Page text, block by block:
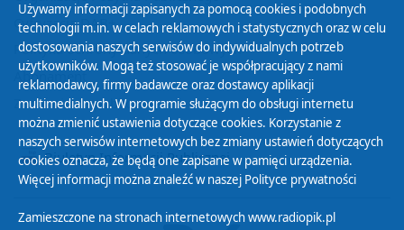
Cyfryzacja DAB+
Polityka ochrony danych osobowych
Abonament
Zamówienia publiczne
Biuletyn Informacji Publicznej
Używamy informacji zapisanych za pomocą cookies i podobnych
technologii m.in. w celach reklamowych i statystycznych oraz w celu
dostosowania naszych serwisów do indywidualnych potrzeb
użytkowników. Mogą też stosować je współpracujący z nami
reklamodawcy, firmy badawcze oraz dostawcy aplikacji
multimedialnych. W programie służącym do obsługi internetu
można zmienić ustawienia dotyczące cookies. Korzystanie z
naszych serwisów internetowych bez zmiany ustawień dotyczących
cookies oznacza, że będą one zapisane w pamięci urządzenia.
Więcej informacji można znaleźć w naszej Polityce prywatności
Zamieszczone na stronach internetowych www.radiopik.pl